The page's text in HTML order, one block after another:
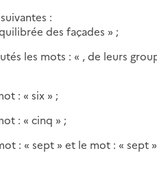
:
des façades » ;
les mots : « , de leurs
: « six » ;
: « cinq » ;
: « sept » et le mot : « sept